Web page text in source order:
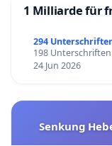
1 Milliarde für
294
198
24 Jun 2026
Senkung